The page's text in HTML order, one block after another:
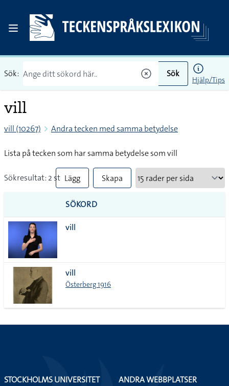
Sök: Sök
Hjälp/Tips
vill
vill (10267) Andra tecken med samma betydelse
Lista på tecken som har samma betydelse som vill
Sökresultat: 2 st Lägg
till
alla i
Skapa
SÖKORD
vill
vill
Österberg 1916
STOCKHOLMS UNIVERSITET
ANDRA WEBBPLATSER